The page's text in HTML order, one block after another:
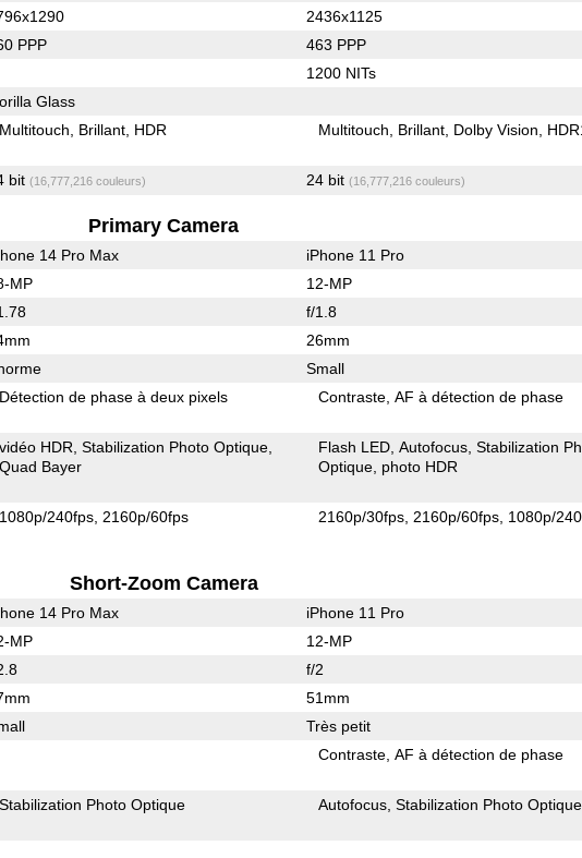
2436x1125
PPP 463 PPP
1200 NITs
Glass
Multitouch Brillant HDR Multitouch Brillant Dolby Vision
bit (16,777,216 couleurs) 24 bit (16,777,216 couleurs)
Primary Camera
14 Pro Max iPhone 11 Pro
MP 12-MP
f/1.8
26mm
Small
Détection de phase à deux pixels Contraste AF à détection de phase
vidéo HDR Stabilization Photo Optique
Quad Bayer
Flash LED Autofocus Stabilization
Optique photo HDR
1080p/240fps 2160p/60fps 2160p/30fps 2160p/60fps 1080p/
Short-Zoom Camera
14 Pro Max iPhone 11 Pro
MP 12-MP
f/2
51mm
Très petit
Contraste AF à détection de phase
Stabilization Photo Optique Autofocus Stabilization Photo Optique